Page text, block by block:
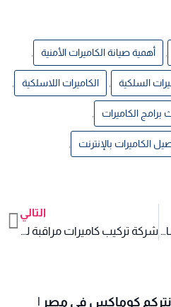
أهمية صيانة الكاميرات الأمنية
السلكية الكاميرات اللاسلكية
برامج الكاميرات
الكاميرات بالإنترنت
إنتركم بميكروفون عالي الحساسية
التالي
شركة تركيب كاميرات مراقبة للشقق الصغيرة بكاميرتين فقط
كوماكس في مصر |